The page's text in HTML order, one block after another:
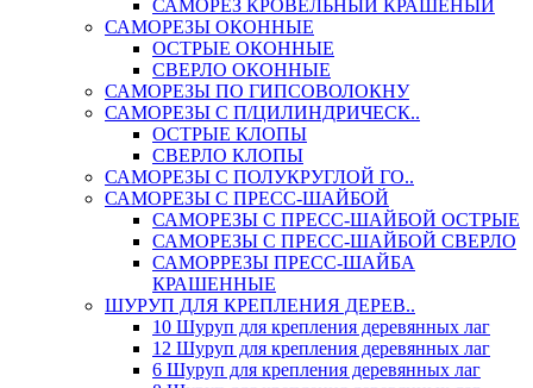
САМОРЕЗ КРОВЕЛЬНЫЙ КРАШЕНЫЙ
САМОРЕЗЫ ОКОННЫЕ
ОСТРЫЕ ОКОННЫЕ
СВЕРЛО ОКОННЫЕ
САМОРЕЗЫ ПО ГИПСОВОЛОКНУ
САМОРЕЗЫ С П/ЦИЛИНДРИЧЕСК..
ОСТРЫЕ КЛОПЫ
СВЕРЛО КЛОПЫ
САМОРЕЗЫ С ПОЛУКРУГЛОЙ ГО..
САМОРЕЗЫ С ПРЕСС-ШАЙБОЙ
САМОРЕЗЫ С ПРЕСС-ШАЙБОЙ ОСТРЫЕ
САМОРЕЗЫ С ПРЕСС-ШАЙБОЙ СВЕРЛО
САМОРРЕЗЫ ПРЕСС-ШАЙБА
КРАШЕННЫЕ
ШУРУП ДЛЯ КРЕПЛЕНИЯ ДЕРЕВ..
10 Шуруп для крепления деревянных лаг
12 Шуруп для крепления деревянных лаг
6 Шуруп для крепления деревянных лаг